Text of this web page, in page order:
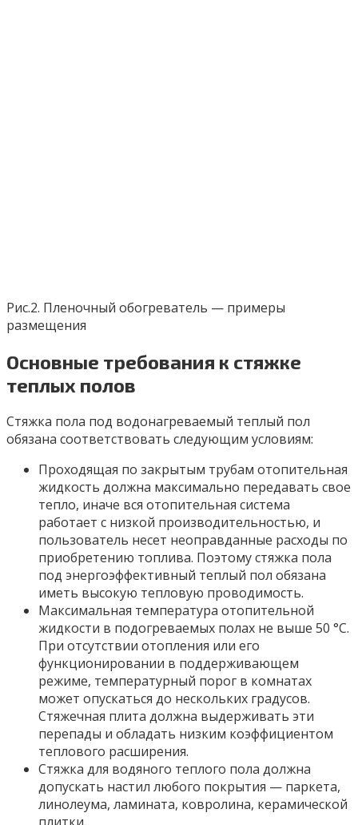
Рис.2. Пленочный обогреватель — примеры
размещения
Основные требования к стяжке
теплых полов
Стяжка пола под водонагреваемый теплый пол
обязана соответствовать следующим условиям:
Проходящая по закрытым трубам отопительная
жидкость должна максимально передавать свое
тепло, иначе вся отопительная система
работает с низкой производительностью, и
пользователь несет неоправданные расходы по
приобретению топлива. Поэтому стяжка пола
под энергоэффективный теплый пол обязана
иметь высокую тепловую проводимость.
Максимальная температура отопительной
жидкости в подогреваемых полах не выше 50 °С.
При отсутствии отопления или его
функционировании в поддерживающем
режиме, температурный порог в комнатах
может опускаться до нескольких градусов.
Стяжечная плита должна выдерживать эти
перепады и обладать низким коэффициентом
теплового расширения.
Стяжка для водяного теплого пола должна
допускать настил любого покрытия — паркета,
линолеума, ламината, ковролина, керамической